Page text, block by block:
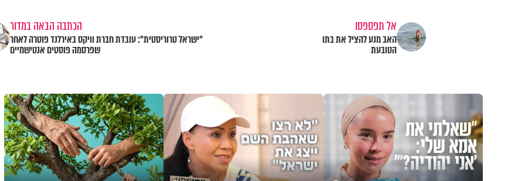
אל תפספסו
האב מנע להציל את בתו
הטובעת
הכתבה הבאה במדור
"ישראל טרוריסטית": עובדת חברת וויקס באירלנד פוטרה לאחר
שפרסמה פוסטים אנטישמיים